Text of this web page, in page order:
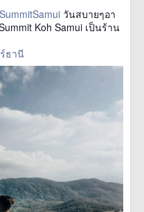
วันสบายๆอา
Koh Samui เป็นร้าน
ธานี